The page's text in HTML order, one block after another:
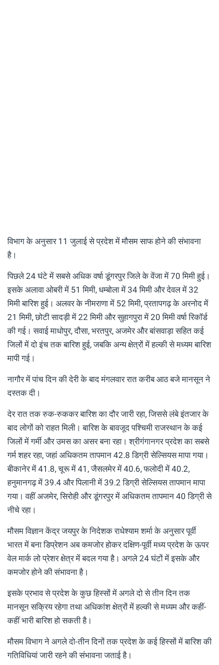
विभाग के अनुसार 11 जुलाई से प्रदेश में मौसम साफ होने की संभावना
है।
पिछले 24 घंटे में सबसे अधिक वर्षा डूंगरपुर जिले के वेंजा में 70 मिमी हुई।
इसके अलावा ओबरी में 51 मिमी, धम्बोला में 34 मिमी और देवल में 32
मिमी बारिश हुई। अलवर के नीमराणा में 52 मिमी, प्रतापगढ़ के अरनोद में
21 मिमी, छोटी सादड़ी में 22 मिमी और सुहागपुरा में 20 मिमी वर्षा रिकॉर्ड
की गई। सवाई माधोपुर, दौसा, भरतपुर, अजमेर और बांसवाड़ा सहित कई
जिलों में दो इंच तक बारिश हुई, जबकि अन्य क्षेत्रों में हल्की से मध्यम बारिश
मापी गई।
नागौर में पांच दिन की देरी के बाद मंगलवार रात करीब आठ बजे मानसून ने
दस्तक दी।
देर रात तक रुक-रुककर बारिश का दौर जारी रहा, जिससे लंबे इंतजार के
बाद लोगों को राहत मिली। बारिश के बावजूद पश्चिमी राजस्थान के कई
जिलों में गर्मी और उमस का असर बना रहा। श्रीगंगानगर प्रदेश का सबसे
गर्म शहर रहा, जहां अधिकतम तापमान 42.8 डिग्री सेल्सियस मापा गया।
बीकानेर में 41.8, चूरू में 41, जैसलमेर में 40.6, फलोदी में 40.2,
हनुमानगढ़ में 39.4 और पिलानी में 39.2 डिग्री सेल्सियस तापमान मापा
गया। वहीं अजमेर, सिरोही और डूंगरपुर में अधिकतम तापमान 40 डिग्री से
नीचे रहा।
मौसम विज्ञान केंद्र जयपुर के निदेशक राधेश्याम शर्मा के अनुसार पूर्वी
भारत में बना डिप्रेशन अब कमजोर होकर दक्षिण-पूर्वी मध्य प्रदेश के ऊपर
वेल मार्क लो प्रेशर क्षेत्र में बदल गया है। अगले 24 घंटों में इसके और
कमजोर होने की संभावना है।
इसके प्रभाव से प्रदेश के कुछ हिस्सों में अगले दो से तीन दिन तक
मानसून सक्रिय रहेगा तथा अधिकांश क्षेत्रों में हल्की से मध्यम और कहीं-
कहीं भारी बारिश हो सकती है।
मौसम विभाग ने अगले दो-तीन दिनों तक प्रदेश के कई हिस्सों में बारिश की
गतिविधियां जारी रहने की संभावना जताई है।